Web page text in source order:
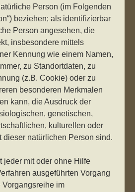
Person (im Folgenden
beziehen; als identifizierbar
Person angesehen, die
insbesondere mittels
Kennung wie einem Namen,
zu Standortdaten, zu
(z.B. Cookie) oder zu
besonderen Merkmalen
kann, die Ausdruck der
genetischen,
kulturellen oder
dieser natürlichen Person sind.
jeder mit oder ohne Hilfe
ausgeführten Vorgang
im